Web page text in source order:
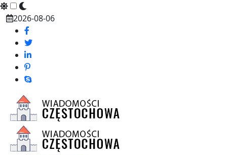
Skip
content
2026-08-06